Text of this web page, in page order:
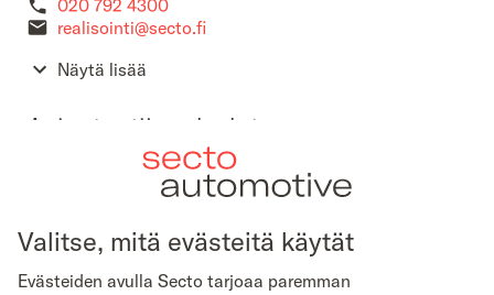
020 792 4300
realisointi@secto.fi
Näytä lisää
Asiantuntijapalvelut
Näytä lisää
Secto Automotive johtoryhmä
Näytä lisää
Valitse, mitä evästeitä käytät
Evästeiden avulla Secto tarjoaa paremman